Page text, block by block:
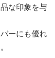
な印象を与
ーにも優れ